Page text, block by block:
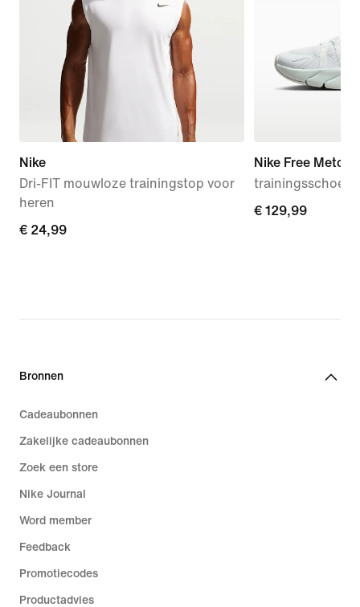
Nike
Dri-FIT mouwloze trainingstop voor
heren
€ 24,99
€ 24,99
Nike Free
€ 129,99
€ 129,99
Bronnen
Cadeaubonnen
Zakelijke cadeaubonnen
Zoek een store
Nike Journal
Word member
Feedback
Promotiecodes
Productadvies